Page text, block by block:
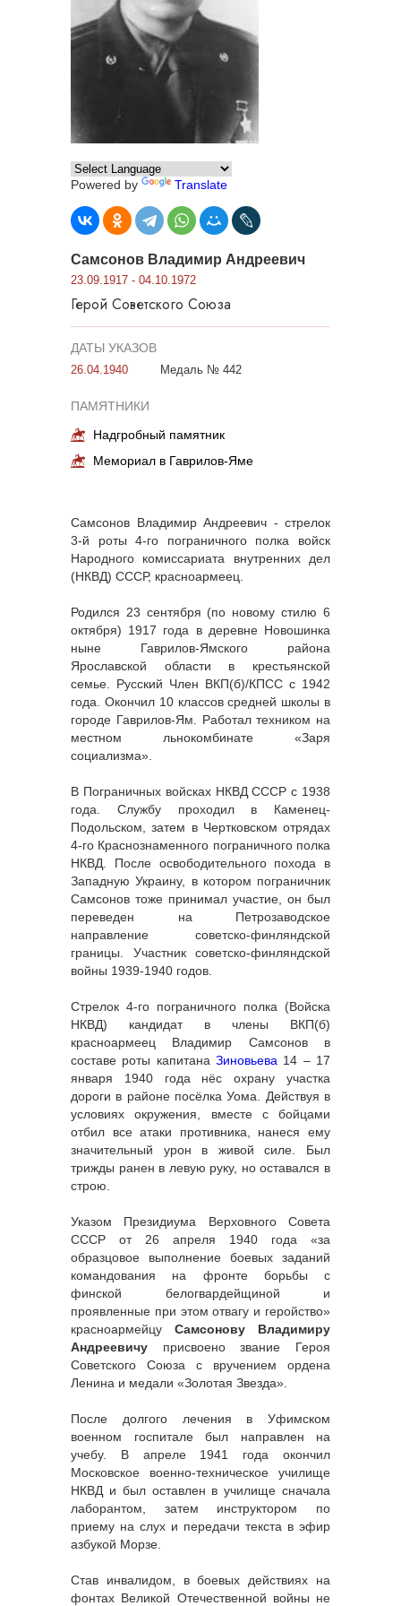
Powered by Translate
Самсонов Владимир Андреевич
23.09.1917 - 04.10.1972
Герой Советского Союза
ДАТЫ УКАЗОВ
26.04.1940 Медаль № 442
ПАМЯТНИКИ
Надгробный памятник
Мемориал в Гаврилов-Яме
Самсонов Владимир Андреевич - стрелок
3-й роты 4-го пограничного полка войск
Народного комиссариата внутренних дел
(НКВД) СССР, красноармеец.
Родился 23 сентября (по новому стилю 6
октября) 1917 года в деревне Новошинка
ныне Гаврилов-Ямского района
Ярославской области в крестьянской
семье. Русский Член ВКП(б)/КПСС с 1942
года. Окончил 10 классов средней школы в
городе Гаврилов-Ям. Работал техником на
местном льнокомбинате «Заря
социализма».
В Пограничных войсках НКВД СССР с 1938
года. Службу проходил в Каменец-
Подольском, затем в Чертковском отрядах
4-го Краснознаменного пограничного полка
НКВД. После освободительного похода в
Западную Украину, в котором пограничник
Самсонов тоже принимал участие, он был
переведен на Петрозаводское
направление советско-финляндской
границы. Участник советско-финляндской
войны 1939-1940 годов.
Стрелок 4-го пограничного полка (Войска
НКВД) кандидат в члены ВКП(б)
красноармеец Владимир Самсонов в
составе роты капитана Зиновьева 14 – 17
января 1940 года нёс охрану участка
дороги в районе посёлка Уома. Действуя в
условиях окружения, вместе с бойцами
отбил все атаки противника, нанеся ему
значительный урон в живой силе. Был
трижды ранен в левую руку, но оставался в
строю.
Указом Президиума Верховного Совета
СССР от 26 апреля 1940 года «за
образцовое выполнение боевых заданий
командования на фронте борьбы с
финской белогвардейщиной и
проявленные при этом отвагу и геройство»
красноармейцу Самсонову Владимиру
Андреевичу присвоено звание Героя
Советского Союза с вручением ордена
Ленина и медали «Золотая Звезда».
После долгого лечения в Уфимском
военном госпитале был направлен на
учебу. В апреле 1941 года окончил
Московское военно-техническое училище
НКВД и был оставлен в училище сначала
лаборантом, затем инструктором по
приему на слух и передачи текста в эфир
азбукой Морзе.
Став инвалидом, в боевых действиях на
фонтах Великой Отечественной войны не